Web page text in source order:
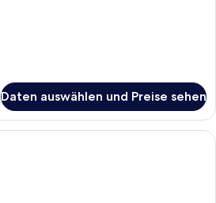
Daten auswählen und Preise sehen